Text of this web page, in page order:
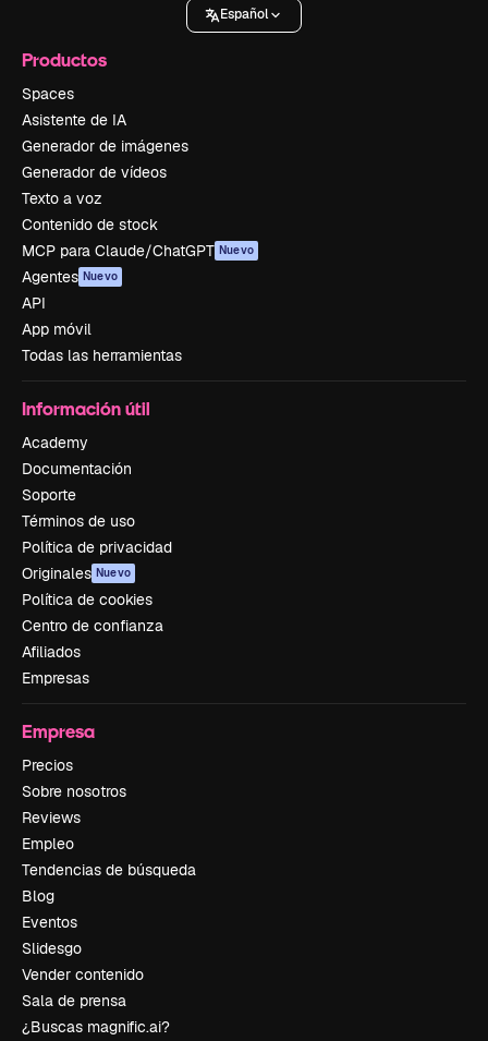
Español
Productos
Spaces
Asistente de IA
Generador de imágenes
Generador de vídeos
Texto a voz
Contenido de stock
MCP para Claude/ChatGPT Nuevo
Agentes Nuevo
API
App móvil
Todas las herramientas
Información útil
Academy
Documentación
Soporte
Términos de uso
Política de privacidad
Originales Nuevo
Política de cookies
Centro de confianza
Afiliados
Empresas
Empresa
Precios
Sobre nosotros
Reviews
Empleo
Tendencias de búsqueda
Blog
Eventos
Slidesgo
Vender contenido
Sala de prensa
¿Buscas magnific.ai?